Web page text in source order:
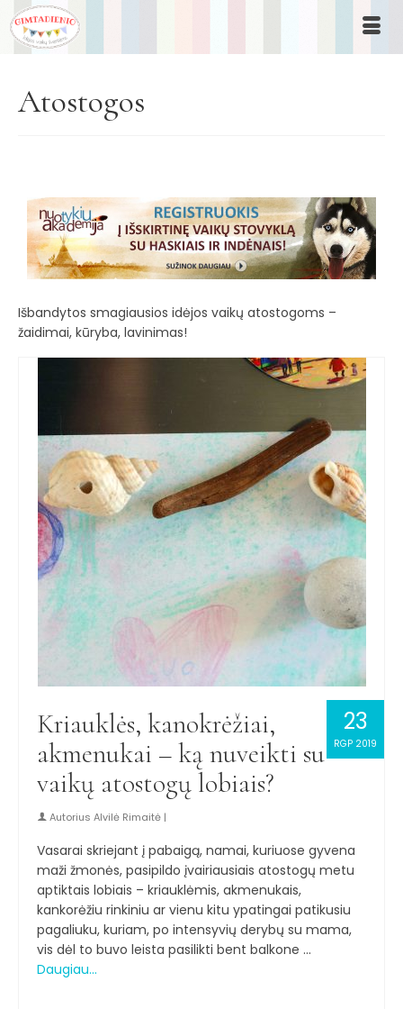
Atostogos
Išbandytos smagiausios idėjos vaikų atostogoms –
žaidimai, kūryba, lavinimas!
23
RGP 2019
Kriauklės, kanokrėžiai,
akmenukai – ką nuveikti su
vaikų atostogų lobiais?
Autorius Alvilė Rimaitė |
Vasarai skriejant į pabaigą, namai, kuriuose gyvena
maži žmonės, pasipildo įvairiausiais atostogų metu
aptiktais lobiais – kriauklėmis, akmenukais,
kankorėžiu rinkiniu ar vienu kitu ypatingai patikusiu
pagaliuku, kuriam, po intensyvių derybų su mama,
vis dėl to buvo leista pasilikti bent balkone …
Daugiau…